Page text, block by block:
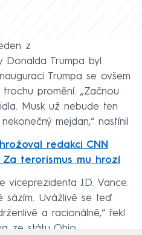
z
Donalda Trumpa byl
Trumpa se ovšem
promění. „Začnou
Musk už nebude ten
mejdan,“ nastínil
redakci CNN
Za terorismus mu hrozí
viceprezidenta J.D. Vance.
sázím. Uvážlivě se teď
a racionálně,“ řekl
ze státu Ohio.